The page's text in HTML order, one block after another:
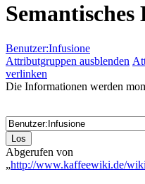
Semantisches
Benutzer:Infusione
Attributgruppen ausblenden
verlinken
Die Informationen werden
Abgerufen von
„http://www.kaffeewiki.de/